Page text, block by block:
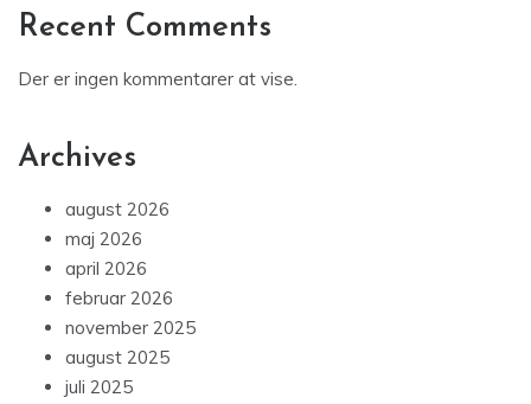
Recent Comments
Der er ingen kommentarer at vise.
Archives
august 2026
maj 2026
april 2026
februar 2026
november 2025
august 2025
juli 2025